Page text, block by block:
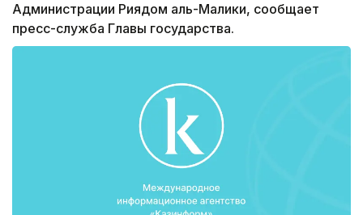
Администрации Риядом аль-Малики, сообщает
пресс-служба Главы государства.